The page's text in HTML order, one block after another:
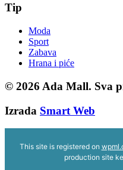
Tip
Moda
Sport
Zabava
Hrana i piće
© 2026 Ada Mall. Sva
Izrada Smart Web
This site is registered on
production site